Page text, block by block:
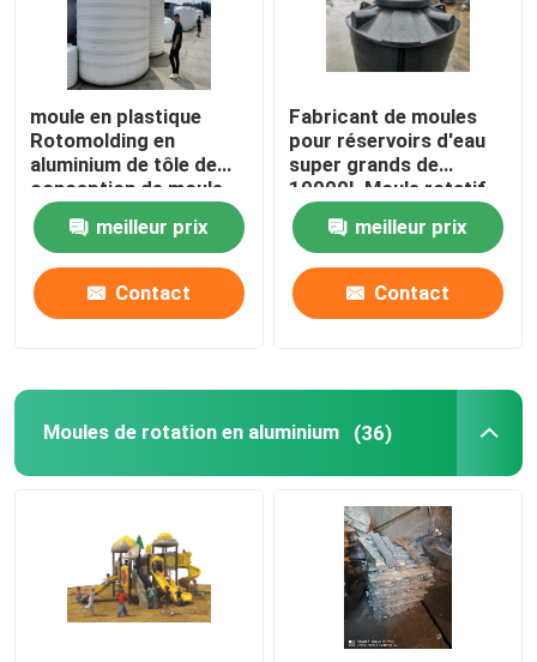
moule en plastique
Rotomolding en
aluminium de tôle de
conception de moule
de réservoir de l'eau
1000L meilleur prix
Contact
Fabricant de moules
pour réservoirs d'eau
super grands de
10000L Moule rotatif
pour réservoirs en
plastique domestique
meilleur prix
Contact
Moules de rotation en aluminium (36)